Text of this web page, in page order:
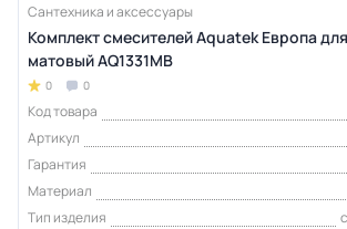
Сантехника и аксессуары
Комплект смесителей Aquatek Европа
матовый AQ1331MB
0 0
Код товара
Артикул
Гарантия
Материал
Тип изделия